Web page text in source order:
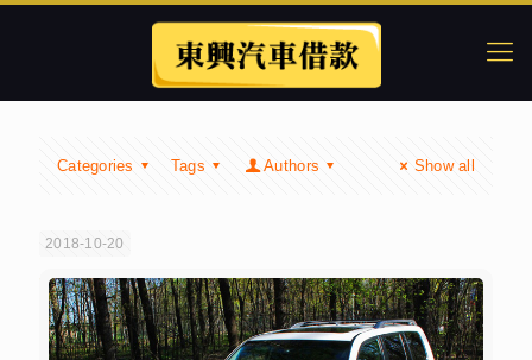
Categories Tags Authors Show all
2018-10-20